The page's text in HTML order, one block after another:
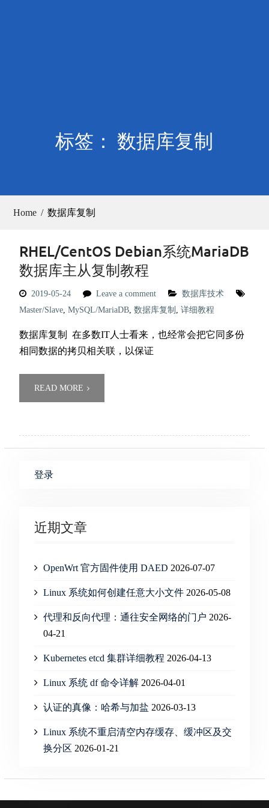
标签： 数据库复制
Home 数据库复制
RHEL/CentOS Debian系统MariaDB
数据库主从复制教程
2019-05-24 Leave a comment
数据库技术
Master/Slave, MySQL/MariaDB, 数据库复制 , 详细教程
数据库复制 在多数IT人士看来，也经常会把它同多份
相同数据的拷贝相关联，以保证
READ MORE
登录
近期文章
OpenWrt 官方固件使用 DAED 2026-07-07
Linux 系统如何创建任意大小文件 2026-05-08
代理和反向代理：通往安全网络的门户 2026-
04-21
Kubernetes etcd 集群详细教程 2026-04-13
Linux 系统 df 命令详解 2026-04-01
认证的真像：哈希与加盐 2026-03-13
Linux 系统不重启清空内存缓存、缓冲区及交
换分区 2026-01-21